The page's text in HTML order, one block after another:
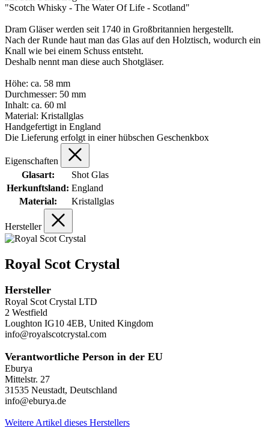
"Scotch Whisky - The Water Of Life - Scotland"
Dram Gläser werden seit 1740 in Großbritannien hergestellt.
Nach der Runde haut man das Glas auf den Holztisch, wodurch ein
Knall wie bei einem Schuss entsteht.
Deshalb nennt man diese auch Shotgläser.
Höhe: ca. 58 mm
Durchmesser: 50 mm
Inhalt: ca. 60 ml
Material: Kristallglas
Handgefertigt in England
Die Lieferung erfolgt in einer hübschen Geschenkbox
Eigenschaften
Glasart:
Shot Glas
Herkunftsland: England
Material:
Kristallglas
Hersteller
Royal Scot Crystal
Hersteller
Royal Scot Crystal LTD
2 Westfield
Loughton IG10 4EB, United Kingdom
info@royalscotcrystal.com
Verantwortliche Person in der EU
Eburya
Mittelstr. 27
31535 Neustadt, Deutschland
info@eburya.de
Weitere Artikel dieses Herstellers